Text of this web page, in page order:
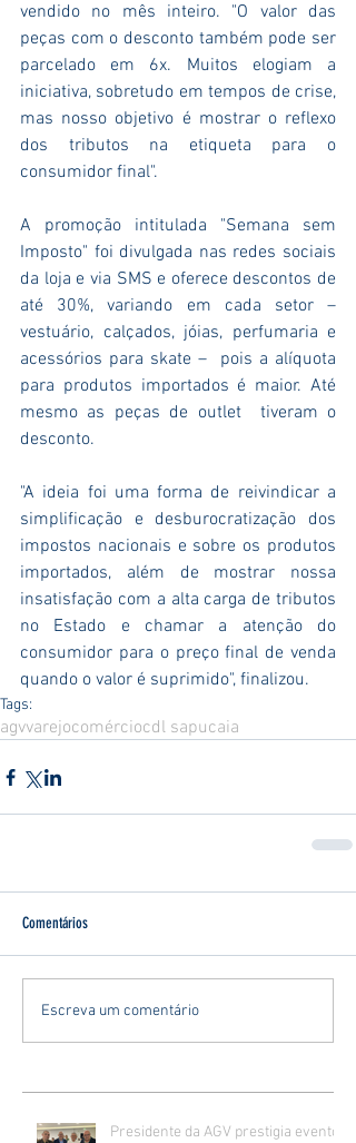
vendido no mês inteiro. "O valor das
peças com o desconto também pode ser
parcelado em 6x. Muitos elogiam a
iniciativa, sobretudo em tempos de crise,
mas nosso objetivo é mostrar o reflexo
dos tributos na etiqueta para o
consumidor final".
A promoção intitulada "Semana sem
Imposto" foi divulgada nas redes sociais
da loja e via SMS e oferece descontos de
até 30%, variando em cada setor –
vestuário, calçados, jóias, perfumaria e
acessórios para skate –  pois a alíquota
para produtos importados é maior. Até
mesmo as peças de outlet  tiveram o
desconto.
"A ideia foi uma forma de reivindicar a
simplificação e desburocratização dos
impostos nacionais e sobre os produtos
importados, além de mostrar nossa
insatisfação com a alta carga de tributos
no Estado e chamar a atenção do
consumidor para o preço final de venda
quando o valor é suprimido", finalizou.
Tags:
agvvarejocomérciocdl sapucaia
Comentários
Escreva um comentário
Presidente da AGV prestigia evento